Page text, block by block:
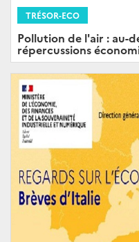
TRÉSOR-ECO
Pollution de l'air : au-
répercussions